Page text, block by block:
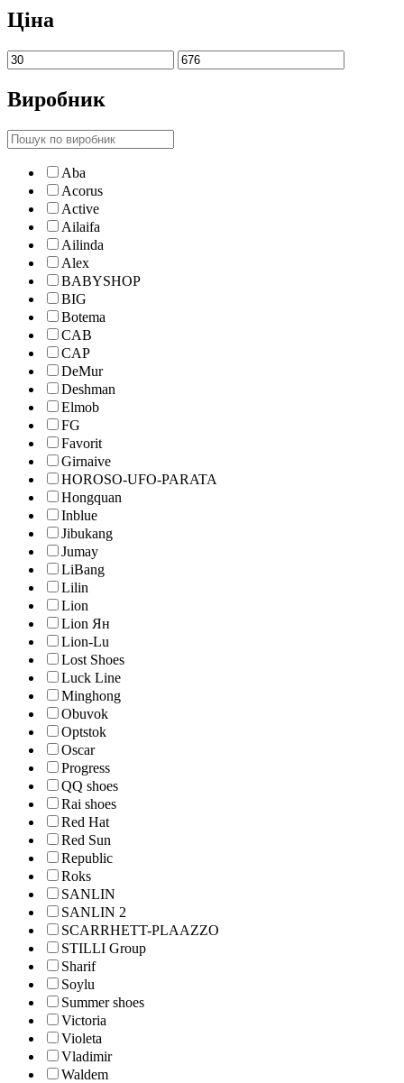
Ціна
Виробник
Aba
Acorus
Active
Ailaifa
Ailinda
Alex
BABYSHOP
BIG
Botema
CAB
CAP
DeMur
Deshman
Elmob
FG
Favorit
Girnaive
HOROSO-UFO-PARATA
Hongquan
Inblue
Jibukang
Jumay
LiBang
Lilin
Lion
Lion Ян
Lion-Lu
Lost Shoes
Luck Line
Minghong
Obuvok
Optstok
Oscar
Progress
QQ shoes
Rai shoes
Red Hat
Red Sun
Republic
Roks
SANLIN
SANLIN 2
SCARRHETT-PLAAZZO
STILLI Group
Sharif
Soylu
Summer shoes
Victoria
Violeta
Vladimir
Waldem